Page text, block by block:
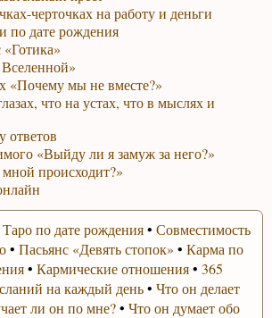
черточках на работу и деньги
по дате рождения
«Почему мы не вместе?»
что на устах, что в мыслях и
ответов
«Выйду ли я замуж за него?»
происходит?»
по дате рождения• Совместимость
• Пасьянс «Девять стопок» • Карма по
•Кармические отношения•365
на каждый день• Что он делает
ли он по мне?•Что он думает обо